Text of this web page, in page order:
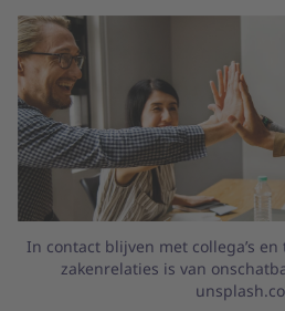
In contact blijven met collega’s
zakenrelaties is van